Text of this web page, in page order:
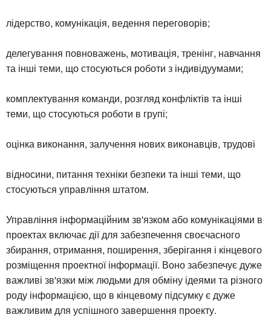
лідерство, комунікація, ведення переговорів;
делегування повноважень, мотивація, тренінг, навчання
та інші теми, що стосуються роботи з індивідуумами;
комплектування команди, розгляд конфліктів та інші
теми, що стосуються роботи в групі;
оцінка виконання, залучення нових виконавців, трудові
відносини, питання техніки безпеки та інші теми, що
стосуються управління штатом.
Управління інформаційним зв'язком або комунікаціями в
проектах включає дії для забезпечення своєчасного
збирання, отримання, поширення, зберігання і кінцевого
розміщення проектної інформації. Воно забезпечує дуже
важливі зв'язки між людьми для обміну ідеями та різного
роду інформацією, що в кінцевому підсумку є дуже
важливим для успішного завершення проекту.